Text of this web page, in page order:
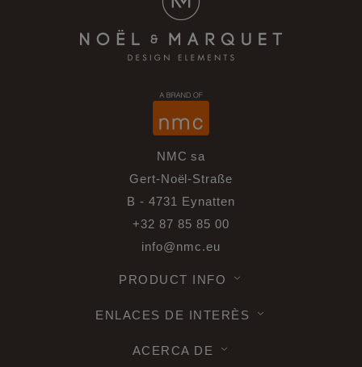
NMC sa
Gert-Noël-Straße
B - 4731 Eynatten
+32 87 85 85 00
info@nmc.eu
PRODUCT INFO
ENLACES DE INTERÈS
ACERCA DE